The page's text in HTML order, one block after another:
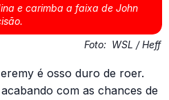
e carimba a faixa de John
Foto: WSL / Heff
é osso duro de roer.
com as chances de